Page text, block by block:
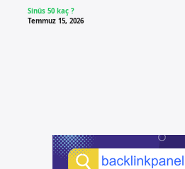
Sinüs 50 kaç ?
Temmuz 15, 2026